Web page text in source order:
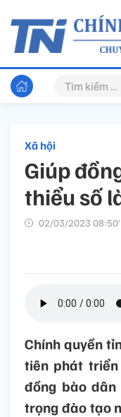
Xã hội
Giúp
thiểu số
02/03/2023 08:50’
Chính quyền
tiên phát triển
đồng bào
trọng đào tạo